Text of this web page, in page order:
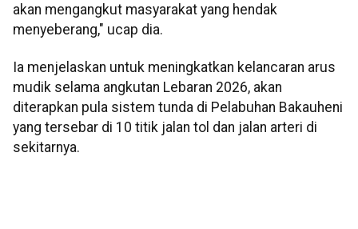
akan mengangkut masyarakat yang hendak
menyeberang," ucap dia.
Ia menjelaskan untuk meningkatkan kelancaran arus
mudik selama angkutan Lebaran 2026, akan
diterapkan pula sistem tunda di Pelabuhan Bakauheni
yang tersebar di 10 titik jalan tol dan jalan arteri di
sekitarnya.